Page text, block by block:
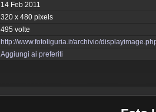
14 Feb 2011
320 x 480 pixels
495 volte
http://www.fotoliguria.it/archivio/
Aggiungi ai preferiti